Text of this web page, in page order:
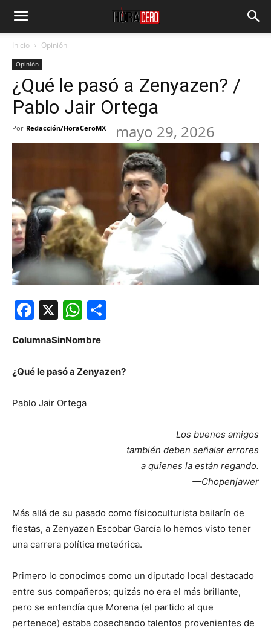
Inicio Opinión
Opinión
¿Qué le pasó a Zenyazen? /
Pablo Jair Ortega
Por Redacción/HoraCeroMX - mayo 29, 2026
Facebook
X WhatsApp
ColumnaSinNombre
¿Qué le pasó a Zenyazen?
Pablo Jair Ortega
Los buenos amigos
también deben señalar errores
a quienes la están regando.
—Chopenjawer
Más allá de su pasado como físicoculturista bailarín de
fiestas, a Zenyazen Escobar García lo hemos visto tener
una carrera política meteórica.
Primero lo conocimos como un diputado local destacado
entre sus compañeros; quizás no era el más brillante,
pero se entendía que Morena (el partido al que
pertenece) estaba cosechando talentos provenientes de